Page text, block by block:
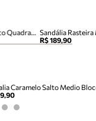
Sandália Rasteira Marrom Couro Bico Quadrado Tiras Sandália
R$ 189,90